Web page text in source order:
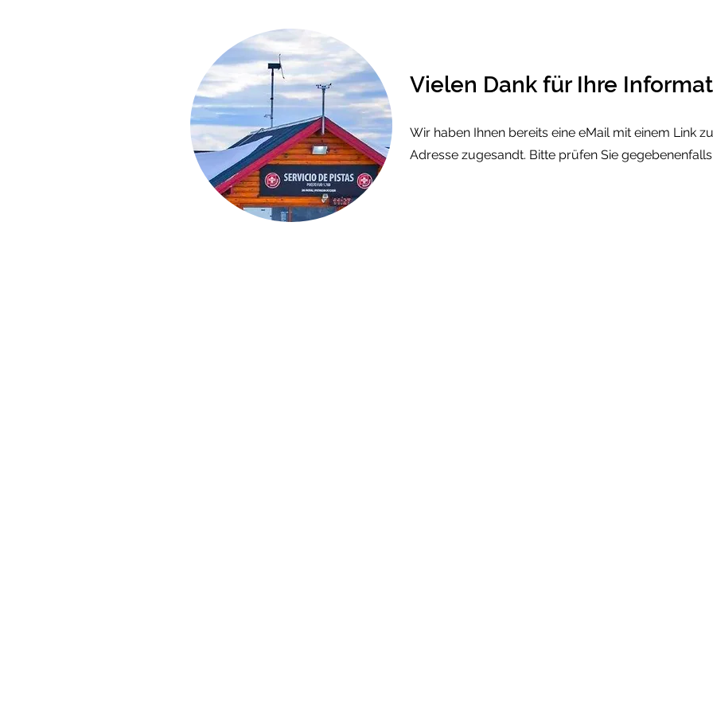
Vielen Dank für Ihre
Wir haben Ihnen bereits eine eMail mit einem Link
Adresse zugesandt. Bitte prüfen Sie